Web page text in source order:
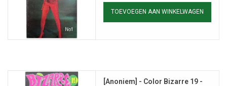
TOEVOEGEN AAN WINKELWAGEN
[Anoniem] - Color Bizarre 19 -